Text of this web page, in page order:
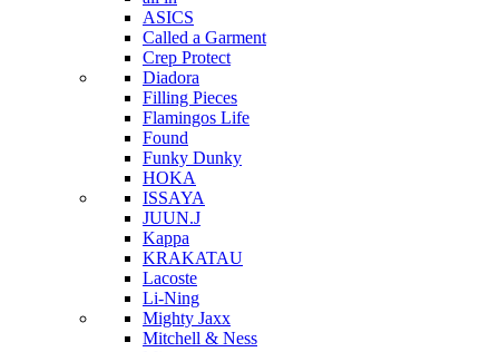
ASICS
Called a Garment
Crep Protect
Diadora
Filling Pieces
Flamingos Life
Found
Funky Dunky
HOKA
ISSAYA
JUUN.J
Kappa
KRAKATAU
Lacoste
Li-Ning
Mighty Jaxx
Mitchell & Ness